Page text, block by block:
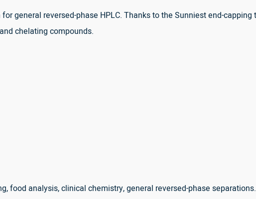
general reversed-phase HPLC. Thanks to the Sunniest end-
chelating compounds.
food analysis, clinical chemistry, general reversed-phase